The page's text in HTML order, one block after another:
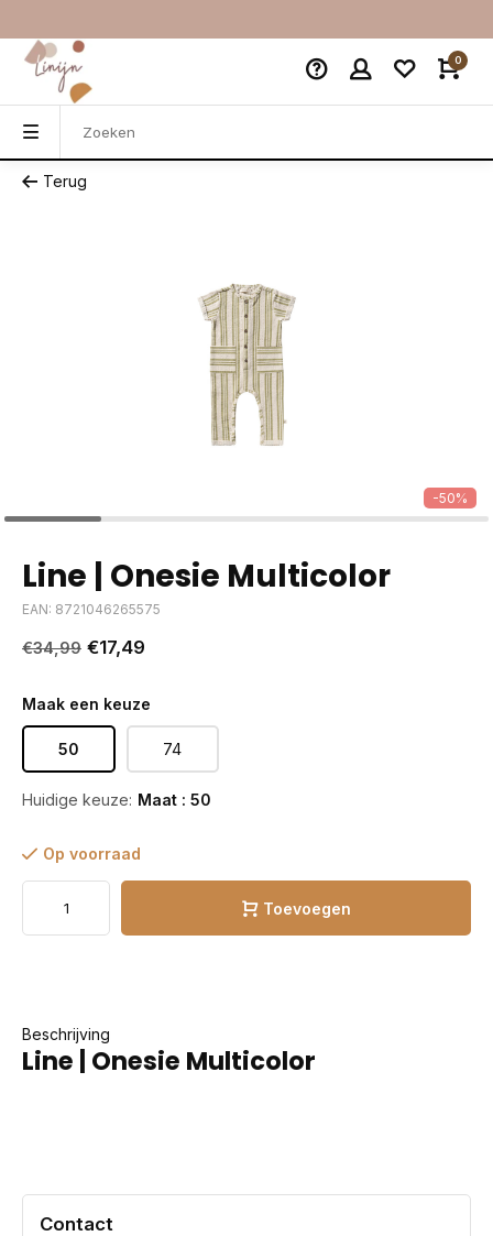
0
Terug
-50%
Line | Onesie Multicolor
EAN: 8721046265575
€34,99 €17,49
Maak een keuze
50 74
Huidige keuze: Maat : 50
Op voorraad
Toevoegen
Beschrijving
Line | Onesie Multicolor
Contact